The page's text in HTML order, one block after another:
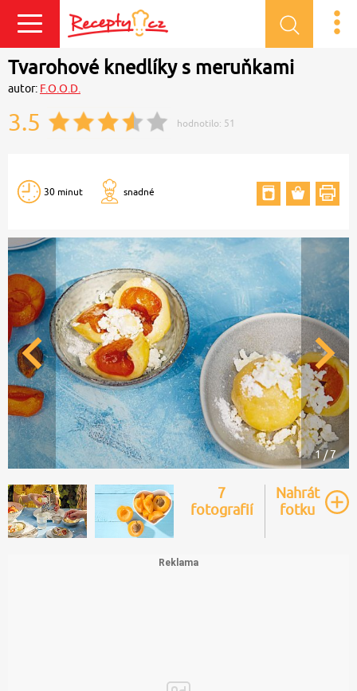
Tvarohové knedlíky s meruňkami
autor: F.O.O.D.
3.5 hodnotilo: 51
30 minut snadné
1 / 7
7
fotografií
Nahrát
fotku